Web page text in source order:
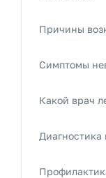
Причины
Симптомы
Какой врач